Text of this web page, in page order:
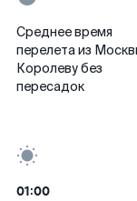
Среднее время
перелета из
Королеву без
пересадок
01:00